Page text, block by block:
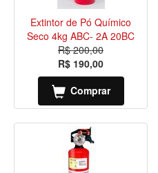
Extintor de Pó Químico
Seco 4kg ABC- 2A 20BC
R$ 200,00
R$ 190,00
Comprar